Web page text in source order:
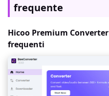
frequente
Hicoo Premium
frequenti